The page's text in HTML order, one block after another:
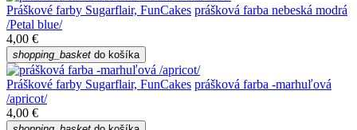
Práškové farby Sugarflair, FunCakes prášková farba nebeská modrá
/Petal blue/
4,00 €
shopping_basket do košíka
Práškové farby Sugarflair, FunCakes prášková farba -marhuľová
/apricot/
4,00 €